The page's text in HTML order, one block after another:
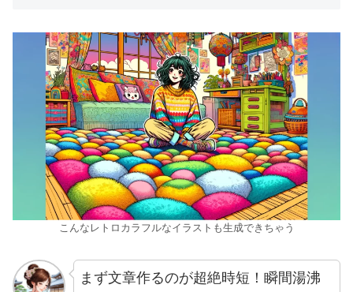
こんなレトロカラフルなイラストも生成できちゃう
まず文章作るのが超絶時短！瞬間湯沸